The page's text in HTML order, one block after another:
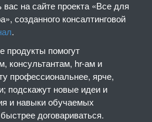
на сайте проекта «Все для
созданного консалтинговой
.
продукты помогут
консультантам, hr-ам и
профессиональнее, ярче,
подскажут новые идеи и
и навыки обучаемых
договариваться.